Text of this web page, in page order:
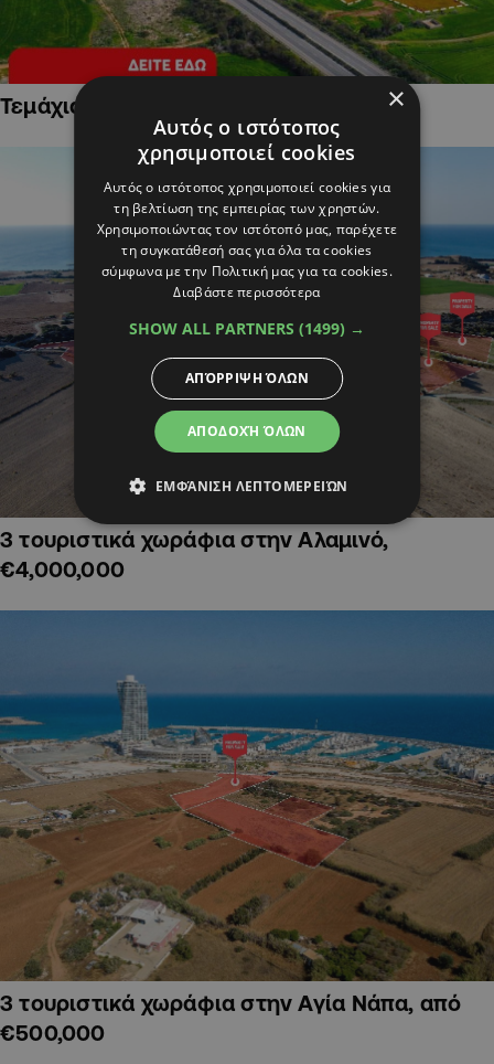
Τεμάχια Γης σε Οικιστικές Περιοχές
3 τουριστικά χωράφια στην Αλαμινό,
€4,000,000
3 τουριστικά χωράφια στην Αγία Νάπα, από
€500,000
×
Αυτός ο ιστότοπος
χρησιμοποιεί cookies
Αυτός ο ιστότοπος χρησιμοποιεί cookies για
τη βελτίωση της εμπειρίας των χρηστών.
Χρησιμοποιώντας τον ιστότοπό μας, παρέχετε
τη συγκατάθεσή σας για όλα τα cookies
σύμφωνα με την Πολιτική μας για τα cookies.
Διαβάστε περισσότερα
SHOW ALL PARTNERS (1499) →
ΑΠΟΔΟΧΉ ΌΛΩΝ
ΑΠΌΡΡΙΨΗ ΌΛΩΝ
ΕΜΦΆΝΙΣΗ ΛΕΠΤΟΜΕΡΕΙΏΝ